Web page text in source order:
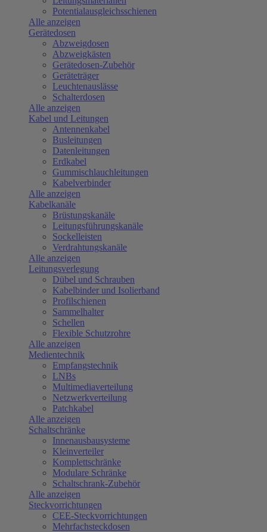
Potentialausgleichsschienen
Alle anzeigen
Gerätedosen
Abzweigdosen
Abzweigkästen
Gerätedosen-Zubehör
Geräteträger
Leuchtenauslässe
Schalterdosen
Alle anzeigen
Kabel und Leitungen
Antennenkabel
Busleitungen
Datenleitungen
Erdkabel
Gummischlauchleitungen
Kabelverbinder
Alle anzeigen
Kabelkanäle
Brüstungskanäle
Leitungsführungskanäle
Sockelleisten
Verdrahtungskanäle
Alle anzeigen
Leitungsverlegung
Dübel und Schrauben
Kabelbinder und Isolierband
Profilschienen
Sammelhalter
Schellen
Flexible Schutzrohre
Alle anzeigen
Medientechnik
Empfangstechnik
LNBs
Multimediaverteilung
Netzwerkverteilung
Patchkabel
Alle anzeigen
Schaltschränke
Innenausbausysteme
Kleinverteiler
Komplettschränke
Modulare Schränke
Schaltschrank-Zubehör
Alle anzeigen
Steckvorrichtungen
CEE-Steckvorrichtungen
Mehrfachsteckdosen